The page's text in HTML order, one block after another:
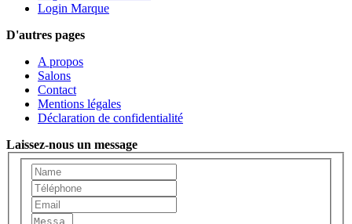
Login Marque
D'autres pages
A propos
Salons
Contact
Mentions légales
Déclaration de confidentialité
Laissez-nous un message